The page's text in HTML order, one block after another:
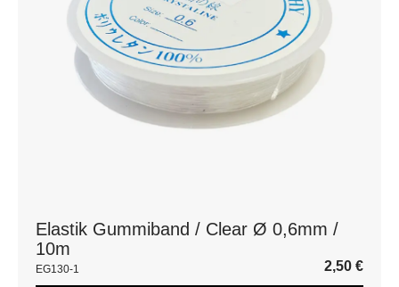
Elastik Gummiband / Clear Ø 0,6mm /
10m
EG130-1 2,50 €